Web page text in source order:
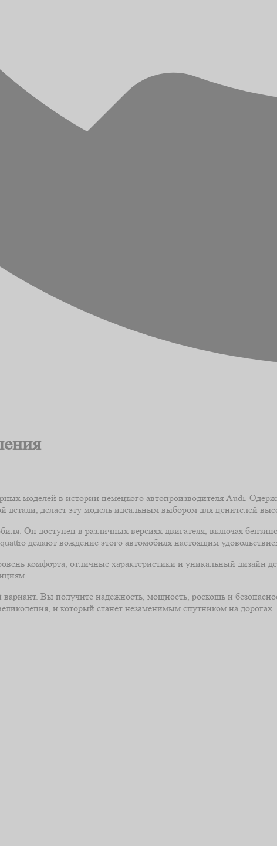
моделей в истории немецкого автопроизводителя Audi.
делает эту модель идеальным выбором для ценителей
Он доступен в различных версиях двигателя, включая
делают вождение этого автомобиля настоящим
комфорта, отличные характеристики и уникальный дизайн
Вы получите надежность, мощность, роскошь и
и который станет незаменимым спутником на дорогах.